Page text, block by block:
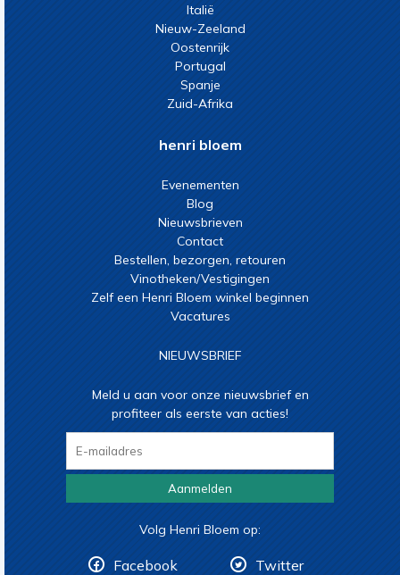
Italië
Nieuw-Zeeland
Oostenrijk
Portugal
Spanje
Zuid-Afrika
henri bloem
Evenementen
Blog
Nieuwsbrieven
Contact
Bestellen, bezorgen, retouren
Vinotheken/Vestigingen
Zelf een Henri Bloem winkel beginnen
Vacatures
NIEUWSBRIEF
Meld u aan voor onze nieuwsbrief en
profiteer als eerste van acties!
Aanmelden
Volg Henri Bloem op:
Facebook Twitter